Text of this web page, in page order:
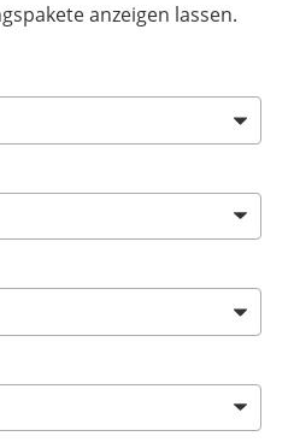
anzeigen lassen.